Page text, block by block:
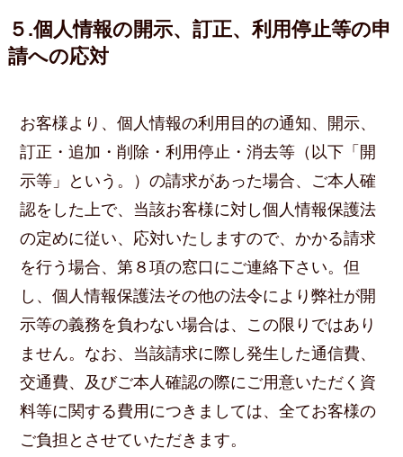
５.個人情報の開示、訂正、利用停止等の申
請への応対
お客様より、個人情報の利用目的の通知、開示、
訂正・追加・削除・利用停止・消去等（以下「開
示等」という。）の請求があった場合、ご本人確
認をした上で、当該お客様に対し個人情報保護法
の定めに従い、応対いたしますので、かかる請求
を行う場合、第８項の窓口にご連絡下さい。但
し、個人情報保護法その他の法令により弊社が開
示等の義務を負わない場合は、この限りではあり
ません。なお、当該請求に際し発生した通信費、
交通費、及びご本人確認の際にご用意いただく資
料等に関する費用につきましては、全てお客様の
ご負担とさせていただきます。